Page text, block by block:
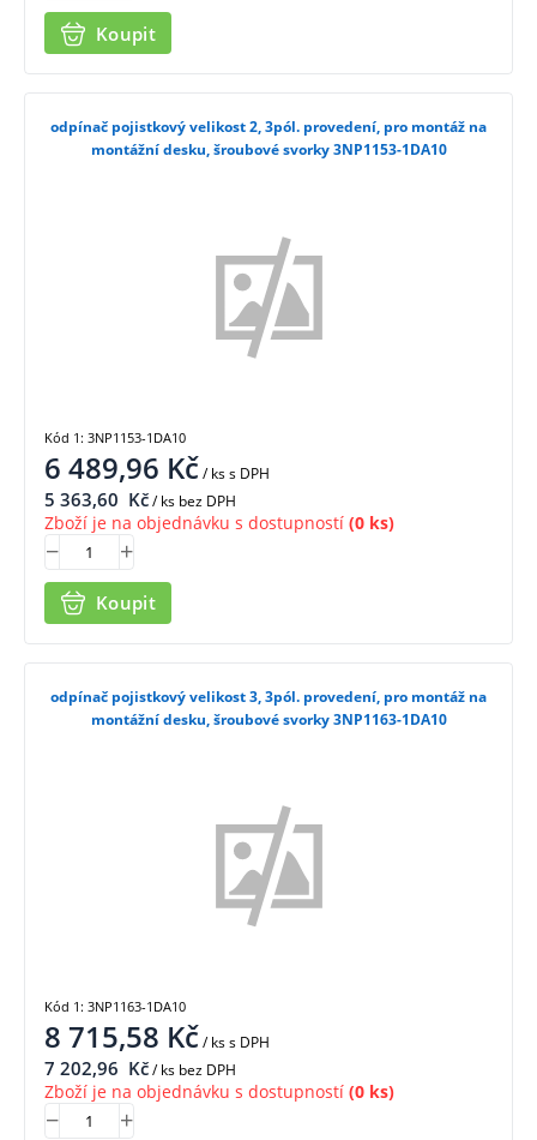
Koupit
odpínač pojistkový velikost 2, 3pól. provedení, pro montáž na
montážní desku, šroubové svorky 3NP1153-1DA10
6 489,96 Kč/ kss DPH
5 363,60 Kč/ ks bez DPH
Zboží je na objednávku s dostupností (0 ks)
Koupit
Kód 1: 3NP1153-1DA10
odpínač pojistkový velikost 3, 3pól. provedení, pro montáž na
montážní desku, šroubové svorky 3NP1163-1DA10
8 715,58 Kč/ kss DPH
7 202,96 Kč/ ks bez DPH
Zboží je na objednávku s dostupností (0 ks)
Kód 1: 3NP1163-1DA10